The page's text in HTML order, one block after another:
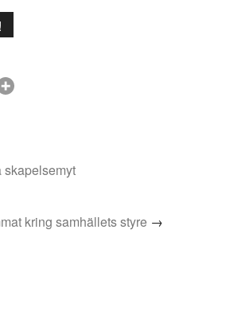
skapelsemyt
kring samhällets styre →